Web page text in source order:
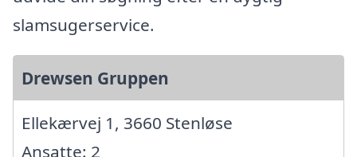
slamsugerservice.
Drewsen Gruppen
Ellekærvej 1, 3660 Stenløse
Ansatte: 2